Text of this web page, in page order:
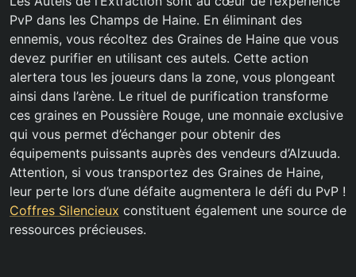
PvP dans les Champs de Haine. En éliminant des
ennemis, vous récoltez des Graines de Haine que vous
devez purifier en utilisant ces autels. Cette action
alertera tous les joueurs dans la zone, vous plongeant
ainsi dans l’arène. Le rituel de purification transforme
ces graines en Poussière Rouge, une monnaie exclusive
qui vous permet d’échanger pour obtenir des
équipements puissants auprès des vendeurs d’Alzuuda.
Attention, si vous transportez des Graines de Haine,
leur perte lors d’une défaite augmentera le défi du PvP !
Coffres Silencieux constituent également une source de
ressources précieuses.